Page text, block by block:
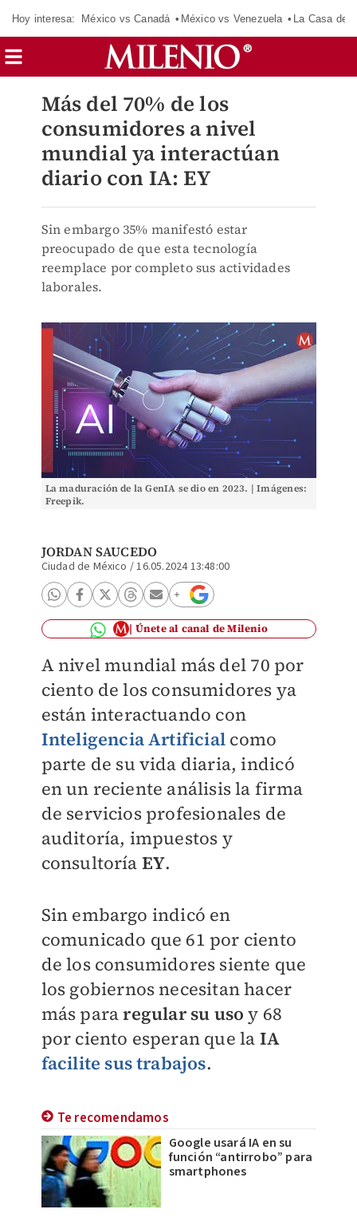
Hoy interesa: México vs Canadá México vs Venezuela La Casa de
Más del 70% de los
consumidores a nivel
mundial ya interactúan
diario con IA: EY
Sin embargo 35% manifestó estar
preocupado de que esta tecnología
reemplace por completo sus actividades
laborales.
La maduración de la GenIA se dio en 2023. | Imágenes:
Freepik.
JORDAN SAUCEDO
Ciudad de México /16.05.2024 13:48:00
Únete al canal de Milenio
A nivel mundial más del 70 por
ciento de los consumidores ya
están interactuando con
Inteligencia Artificial como
parte de su vida diaria, indicó
en un reciente análisis la firma
de servicios profesionales de
auditoría, impuestos y
consultoría EY.
Sin embargo indicó en
comunicado que 61 por ciento
de los consumidores siente que
los gobiernos necesitan hacer
más pararegular su uso y 68
por ciento esperan que la IA
facilite sus trabajos.
Te recomendamos
Google usará IA en su
función “antirrobo” para
smartphones